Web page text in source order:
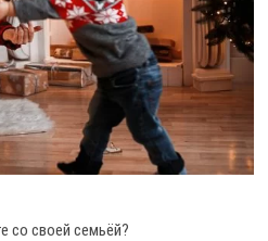
со своей семьёй?